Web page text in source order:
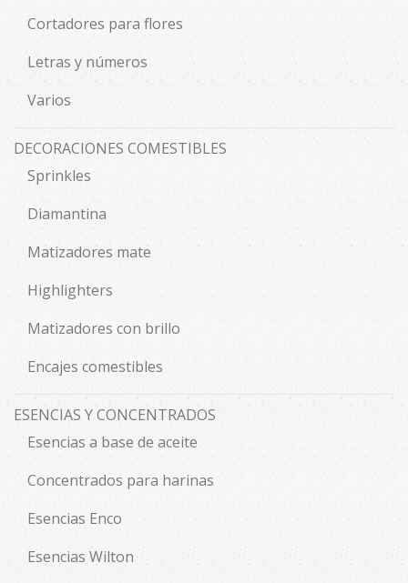
Cortadores para flores
Letras y números
Varios
DECORACIONES COMESTIBLES
Sprinkles
Diamantina
Matizadores mate
Highlighters
Matizadores con brillo
Encajes comestibles
ESENCIAS Y CONCENTRADOS
Esencias a base de aceite
Concentrados para harinas
Esencias Enco
Esencias Wilton